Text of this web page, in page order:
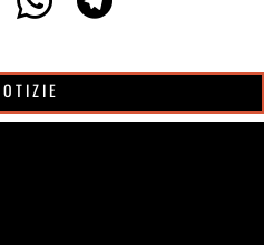
NOTIZIE